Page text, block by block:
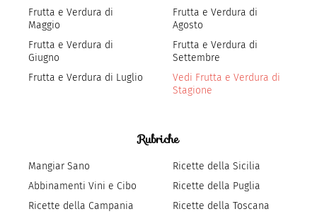
Frutta e Verdura di
Maggio
Frutta e Verdura di
Giugno
Frutta e Verdura di Luglio
Frutta e Verdura di
Agosto
Frutta e Verdura di
Settembre
Vedi Frutta e Verdura di
Stagione
Rubriche
Mangiar Sano
Abbinamenti Vini e Cibo
Ricette della Campania
Ricette della Sicilia
Ricette della Puglia
Ricette della Toscana